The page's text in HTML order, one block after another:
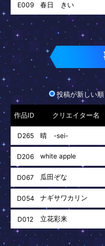
E009 春日 きい
投稿が新しい順
作品ID クリエイター名
D265 晴 -sei-
D206 white apple
D067 瓜田ぞな
D054 ナギサワカリン
D012 立花彩来